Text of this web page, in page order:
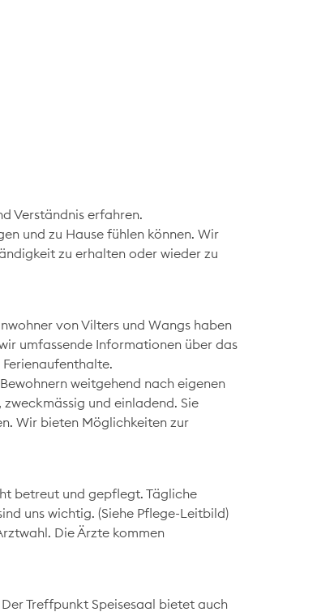
Verständnis erfahren.
und zu Hause fühlen können. Wir
zu erhalten oder wieder zu
von Vilters und Wangs haben
umfassende Informationen über das
Ferienaufenthalte.
weitgehend nach eigenen
und einladend. Sie
Wir bieten Möglichkeiten zur
betreut und gepflegt. Tägliche
uns wichtig. (Siehe Pflege-Leitbild)
Die Ärzte kommen
Treffpunkt Speisesaal bietet auch